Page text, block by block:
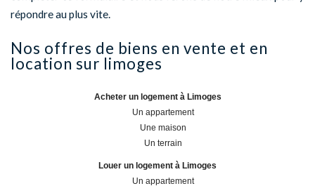
répondre au plus vite.
nos offres de biens en vente et en
location sur limoges
Acheter un logement à Limoges
Un appartement
Une maison
Un terrain
Louer un logement à Limoges
Un appartement